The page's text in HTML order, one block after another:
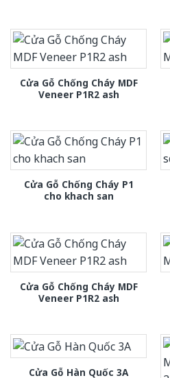
Cửa Gỗ Chống Cháy MDF
Veneer P1R2 ash
Cửa Gỗ Chống Cháy P1
cho khach san
Cửa Gỗ Chống Cháy MDF
Veneer P1R2 ash
Cửa Gỗ Hàn Quốc 3A